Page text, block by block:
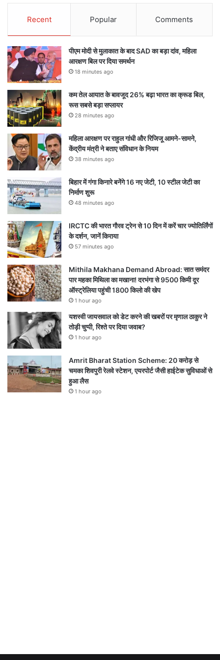
Recent Popular Comments
पीएम मोदी से मुलाकात के बाद SAD का बड़ा दांव, महिला
आरक्षण बिल पर दिया समर्थन
18 minutes ago
कम तेल आयात के बावजूद 26% बढ़ा भारत का क्रूड बिल,
रूस सबसे बड़ा सप्लायर
28 minutes ago
महिला आरक्षण पर राहुल गांधी और रिजिजू आमने-सामने,
केंद्रीय मंत्री ने बताए संविधान के नियम
38 minutes ago
बिहार में गंगा किनारे बनेंगे 16 नए जेटी, 10 स्टील जेटी का
निर्माण शुरू
48 minutes ago
IRCTC की भारत गौरव ट्रेन से 10 दिन में करें चार ज्योतिर्लिंगों
के दर्शन, जानें किराया
57 minutes ago
Mithila Makhana Demand Abroad: सात समंदर
पार महका मिथिला का मखाना! दरभंगा से 9500 किमी दूर
ऑस्ट्रेलिया पहुंची 1800 किलो की खेप
1 hour ago
यशस्वी जायसवाल को डेट करने की खबरों पर मृणाल ठाकुर ने
तोड़ी चुप्पी, रिश्ते पर दिया जवाब?
1 hour ago
Amrit Bharat Station Scheme: 20 करोड़ से
चमका शिवपुरी रेलवे स्टेशन, एयरपोर्ट जैसी हाईटेक सुविधाओं से
हुआ लैस
1 hour ago